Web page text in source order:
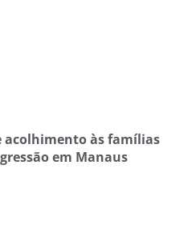
acolhimento às famílias
em Manaus